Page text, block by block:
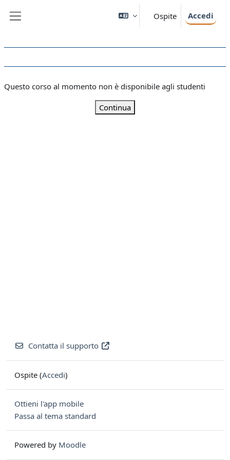
Ospite Accedi
Questo corso al momento non è disponibile agli studenti
Continua
Contatta il supporto
Ospite (Accedi)
Ottieni l'app mobile
Passa al tema standard
Powered by Moodle